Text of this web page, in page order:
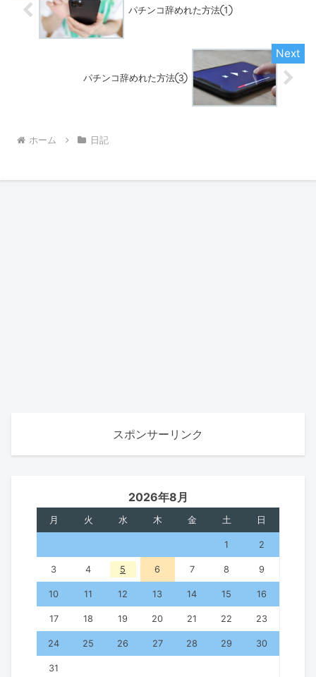
パチンコ辞めれた方法①
パチンコ辞めれた方法③
ホーム 日記
スポンサーリンク
2026年8月
月 火 水 木 金 土 日
1 2
3 4 5 6 7 8 9
10 11 12 13 14 15 16
17 18 19 20 21 22 23
24 25 26 27 28 29 30
31